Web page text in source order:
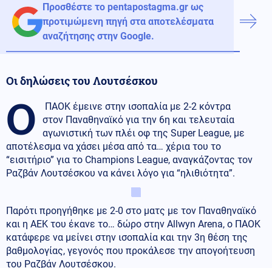
Προσθέστε το pentapostagma.gr ως
προτιμώμενη πηγή στα αποτελέσματα
αναζήτησης στην Google.
Οι δηλώσεις του Λουτσέσκου
Ο
ΠΑΟΚ έμεινε στην ισοπαλία με 2-2 κόντρα
στον Παναθηναϊκό για την 6η και τελευταία
αγωνιστική των πλέι οφ της Super League, με
αποτέλεσμα να χάσει μέσα από τα… χέρια του το
“εισιτήριο” για το Champions League, αναγκάζοντας τον
Ραζβάν Λουτσέσκου να κάνει λόγο για “ηλιθιότητα”.
Παρότι προηγήθηκε με 2-0 στο ματς με τον Παναθηναϊκό
και η ΑΕΚ του έκανε το… δώρο στην Allwyn Arena, ο ΠΑΟΚ
κατάφερε να μείνει στην ισοπαλία και την 3η θέση της
βαθμολογίας, γεγονός που προκάλεσε την απογοήτευση
του Ραζβάν Λουτσέσκου.